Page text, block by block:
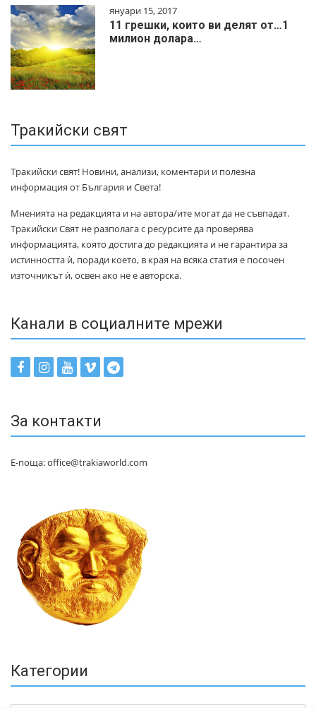
януари 15, 2017
11 грешки, които ви делят от…1
милиoн дoлapa…
Тракийски свят
Тракийски свят! Новини, анализи, коментари и полезна
информация от България и Света!
Мненията на редакцията и на автора/ите могат да не съвпадат.
Тракийски Свят не разполага с ресурсите да проверява
информацията, която достига до редакцията и не гарантира за
истинността ѝ, поради което, в края на всяка статия е посочен
източникът ѝ, освен ако не е авторска.
Канали в социалните мрежи
За контакти
Е-поща: office@trakiaworld.com
Категории